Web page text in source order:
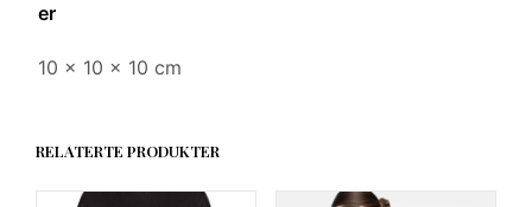
er
10 × 10 × 10 cm
RELATERTE PRODUKTER